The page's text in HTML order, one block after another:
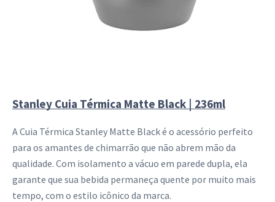
Stanley Cuia Térmica Matte Black | 236ml
A Cuia Térmica Stanley Matte Black é o acessório perfeito
para os amantes de chimarrão que não abrem mão da
qualidade. Com isolamento a vácuo em parede dupla, ela
garante que sua bebida permaneça quente por muito mais
tempo, com o estilo icônico da marca.